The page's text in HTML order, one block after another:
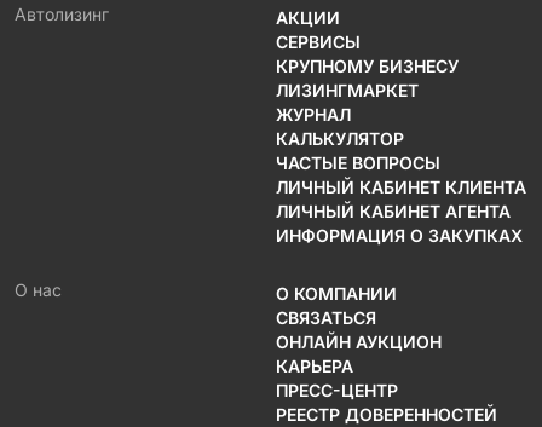
Автолизинг
АКЦИИ
СЕРВИСЫ
КРУПНОМУ БИЗНЕСУ
ЛИЗИНГМАРКЕТ
ЖУРНАЛ
КАЛЬКУЛЯТОР
ЧАСТЫЕ ВОПРОСЫ
ЛИЧНЫЙ КАБИНЕТ КЛИЕНТА
ЛИЧНЫЙ КАБИНЕТ АГЕНТА
ИНФОРМАЦИЯ О ЗАКУПКАХ
О нас
О КОМПАНИИ
СВЯЗАТЬСЯ
ОНЛАЙН АУКЦИОН
КАРЬЕРА
ПРЕСС-ЦЕНТР
РЕЕСТР ДОВЕРЕННОСТЕЙ